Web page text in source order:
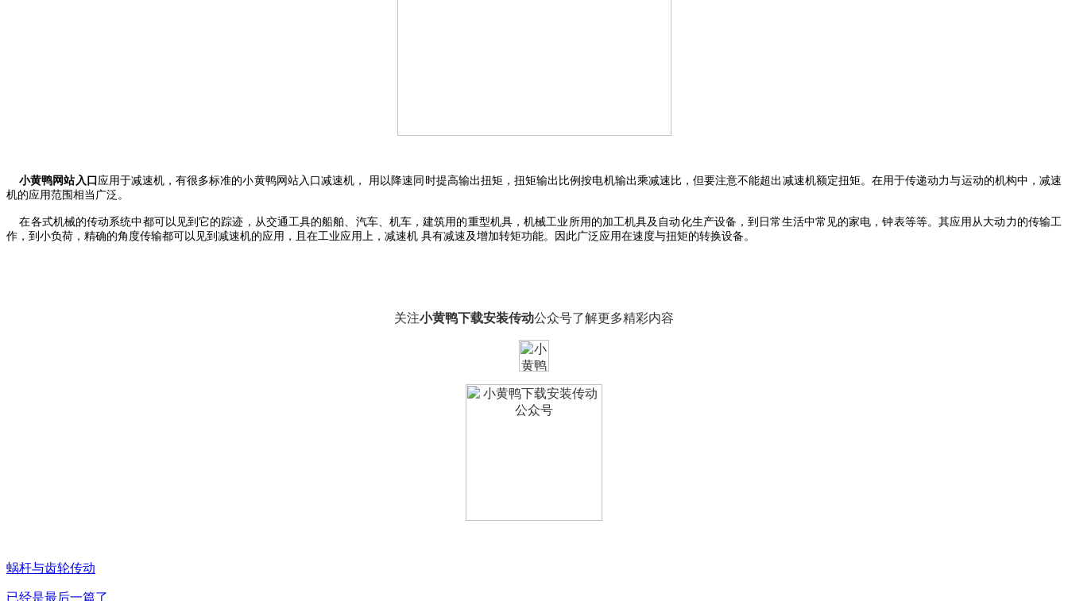
小黄鸭网站入口应用于减速机，有很多标准的小黄鸭网站入口减速机，
用以降速同时提高输出扭矩，扭矩输出比例按电机输出乘减速比，但要注意不能超出减速机额定扭矩。在用于传递动力与运动的机构中，减速
机的应用范围相当广泛。
在各式机械的传动系统中都可以见到它的踪迹，从交通工具的船舶、汽车、机车，建筑用的重型机具，机械工业所用的加工机具及自动化生产设备，到日常生活中常见的家电，钟表等等。其应用从大动力的传输工
作，到小负荷，精确的角度传输都可以见到减速机的应用，且在工业应用上，减速机 具有减速及增加转矩功能。因此广泛应用在速度与扭矩的转换设备。
关注小黄鸭下载安装传动公众号了解更多精彩内容
蜗杆与齿轮传动
已经是最后一篇了